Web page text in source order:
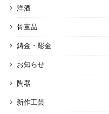
洋酒
骨董品
鋳金・彫金
お知らせ
陶器
新作工芸